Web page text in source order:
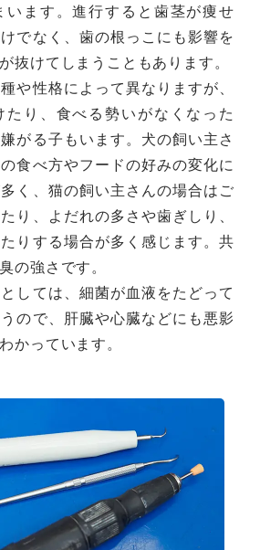
います。進行すると歯茎が痩せ
でなく、歯の根っこにも影響を
抜けてしまうこともあります。
や性格によって異なりますが、
たり、食べる勢いがなくなった
がる子もいます。犬の飼い主さ
食べ方やフードの好みの変化に
く、猫の飼い主さんの場合はご
り、よだれの多さや歯ぎしり、
りする場合が多く感じます。共
の強さです。
しては、細菌が血液をたどって
ので、肝臓や心臓などにも悪影
かっています。